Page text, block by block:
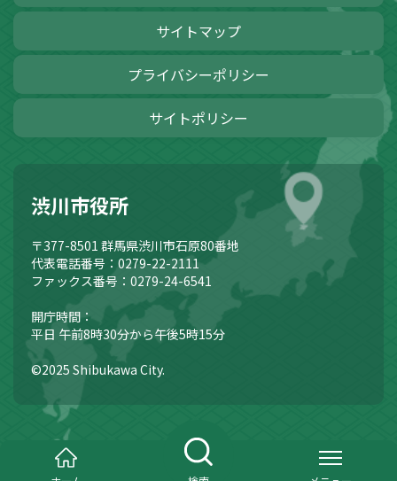
サイトマップ
プライバシーポリシー
サイトポリシー
渋川市役所
〒377-8501 群馬県渋川市石原80番地
代表電話番号：0279-22-2111
ファックス番号：0279-24-6541
開庁時間：
平日 午前8時30分から午後5時15分
©2025 Shibukawa City.